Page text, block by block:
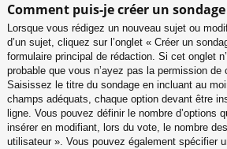
Comment puis-je créer un sondage
Lorsque vous rédigez un nouveau sujet ou
d’un sujet, cliquez sur l’onglet « Créer un
formulaire principal de rédaction. Si cet onglet
probable que vous n’ayez pas la permission de
Saisissez le titre du sondage en incluant au
champs adéquats, chaque option devant être
ligne. Vous pouvez définir le nombre d’options
insérer en modifiant, lors du vote, le nombre
utilisateur ». Vous pouvez également spécifier